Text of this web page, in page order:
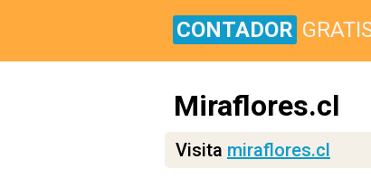
CONTADOR
Miraflores.cl
Visita miraflores.cl